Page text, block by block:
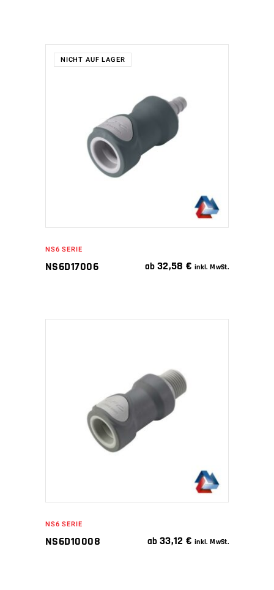
NICHT AUF LAGER
WEITERLESEN
NS6 SERIE
NS6D17006 ab 32,58€ inkl. MwSt.
IN DEN WARENKORB
NS6 SERIE
NS6D10008 ab 33,12€ inkl. MwSt.